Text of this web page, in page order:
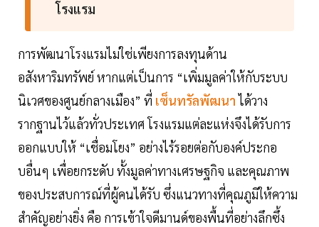
โรงแรม
การพัฒนาโรงแรมไม่ใช่เพียงการลงทุนด้าน
อสังหาริมทรัพย์ หากแต่เป็นการ “เพิ่มมูลค่าให้กับระบบ
นิเวศของศูนย์กลางเมือง” ที่ เซ็นทรัลพัฒนาได้วาง
รากฐานไว้แล้วทั่วประเทศ โรงแรมแต่ละแห่งจึงได้รับการ
ออกแบบให้ “เชื่อมโยง” อย่างไร้รอยต่อกับองค์ประกอ
บอื่นๆ เพื่อยกระดับ ทั้งมูลค่าทางเศรษฐกิจ และคุณภาพ
ของประสบการณ์ที่ผู้คนได้รับ ซึ่งแนวทางที่คุณภูมิให้ความ
สำคัญอย่างยิ่ง คือ การเข้าใจดีมานด์ของพื้นที่อย่างลึกซึ้ง